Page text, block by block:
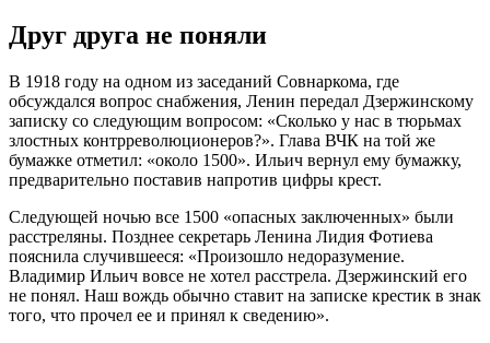
Друг друга не поняли
В 1918 году на одном из заседаний Совнаркома, где
обсуждался вопрос снабжения, Ленин передал Дзержинскому
записку со следующим вопросом: «Сколько у нас в тюрьмах
злостных контрреволюционеров?». Глава ВЧК на той же
бумажке отметил: «около 1500». Ильич вернул ему бумажку,
предварительно поставив напротив цифры крест.
Следующей ночью все 1500 «опасных заключенных» были
расстреляны. Позднее секретарь Ленина Лидия Фотиева
пояснила случившееся: «Произошло недоразумение.
Владимир Ильич вовсе не хотел расстрела. Дзержинский его
не понял. Наш вождь обычно ставит на записке крестик в знак
того, что прочел ее и принял к сведению».